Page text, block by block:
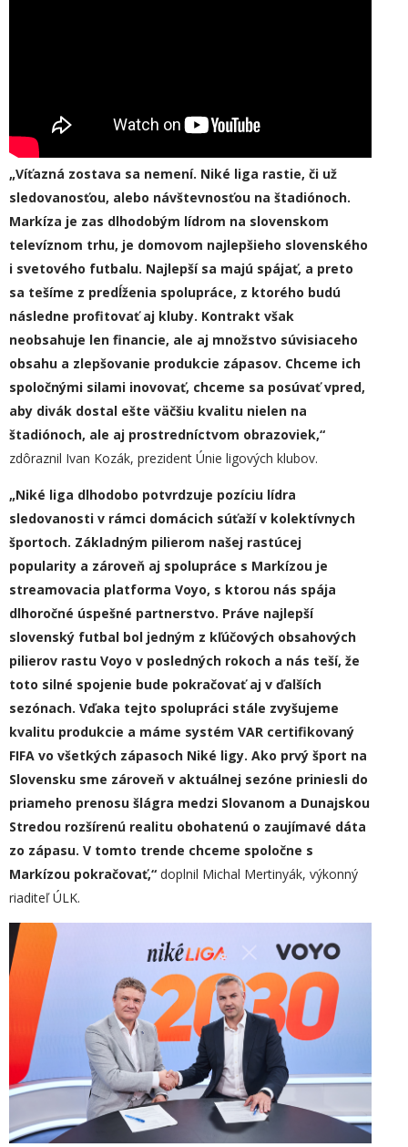
„Víťazná zostava sa nemení. Niké liga rastie, či už
sledovanosťou, alebo návštevnosťou na štadiónoch.
Markíza je zas dlhodobým lídrom na slovenskom
televíznom trhu, je domovom najlepšieho slovenského
i svetového futbalu. Najlepší sa majú spájať, a preto
sa tešíme z predĺženia spolupráce, z ktorého budú
následne profitovať aj kluby. Kontrakt však
neobsahuje len financie, ale aj množstvo súvisiaceho
obsahu a zlepšovanie produkcie zápasov. Chceme ich
spoločnými silami inovovať, chceme sa posúvať vpred,
aby divák dostal ešte väčšiu kvalitu nielen na
štadiónoch, ale aj prostredníctvom obrazoviek,“
zdôraznil Ivan Kozák, prezident Únie ligových klubov.
„Niké liga dlhodobo potvrdzuje pozíciu lídra
sledovanosti v rámci domácich súťaží v kolektívnych
športoch. Základným pilierom našej rastúcej
popularity a zároveň aj spolupráce s Markízou je
streamovacia platforma Voyo, s ktorou nás spája
dlhoročné úspešné partnerstvo. Práve najlepší
slovenský futbal bol jedným z kľúčových obsahových
pilierov rastu Voyo v posledných rokoch a nás teší, že
toto silné spojenie bude pokračovať aj v ďalších
sezónach. Vďaka tejto spolupráci stále zvyšujeme
kvalitu produkcie a máme systém VAR certifikovaný
FIFA vo všetkých zápasoch Niké ligy. Ako prvý šport na
Slovensku sme zároveň v aktuálnej sezóne priniesli do
priameho prenosu šlágra medzi Slovanom a Dunajskou
Stredou rozšírenú realitu obohatenú o zaujímavé dáta
zo zápasu. V tomto trende chceme spoločne s
Markízou pokračovať,“ doplnil Michal Mertinyák, výkonný
riaditeľ ÚLK.